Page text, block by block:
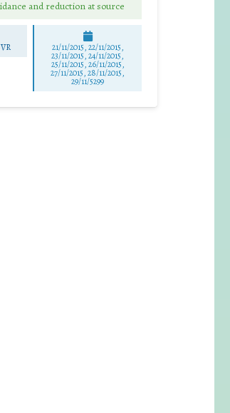
and reduction at source
21/11/2015, 22/11/2015,
23/11/2015, 24/11/2015,
25/11/2015, 26/11/2015,
27/11/2015, 28/11/2015,
29/11/5299